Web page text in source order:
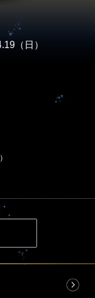
（日）